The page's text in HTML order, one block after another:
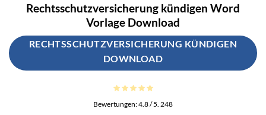
Rechtsschutzversicherung kündigen Word
Vorlage Download
RECHTSSCHUTZVERSICHERUNG KÜNDIGEN
DOWNLOAD
Bewertungen:4.8/ 5. 248